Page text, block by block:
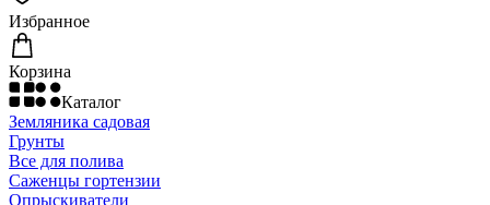
Избранное
Корзина
Каталог
Земляника садовая
Грунты
Все для полива
Саженцы гортензии
Опрыскиватели